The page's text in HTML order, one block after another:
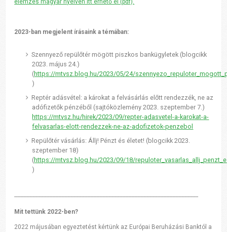
2023-ban megjelent írásaink a témában:
Szennyező repülőtér mögött piszkos bankügyletek (blogcikk
2023. május 24.)
(https://mtvsz.blog.hu/2023/05/24/
)
Reptér adásvétel: a károkat a felvásárlás előtt rendezzék, ne az
adófizetők pénzéből (sajtóközlemény 2023. szeptember 7.)
https://mtvsz.hu/hirek/2023/09/repter-adasvetel-a-karokat-a-
felvasarlas-elott-rendezzek-ne-az-adofizetok-penzebol
Repülőtér vásárlás: Állj! Pénzt és életet! (blogcikk 2023.
szeptember 18)
(https://mtvsz.blog.hu/2023/09/18/
)
-------------------------------------------------------------------------------------------------------------------------
Mit tettünk 2022-ben?
2022 májusában egyeztetést kértünk az Európai Beruházási Banktól a